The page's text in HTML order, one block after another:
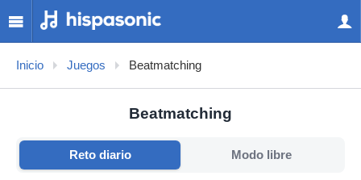
Inicio Juegos Beatmatching
Beatmatching
Reto diario Modo libre